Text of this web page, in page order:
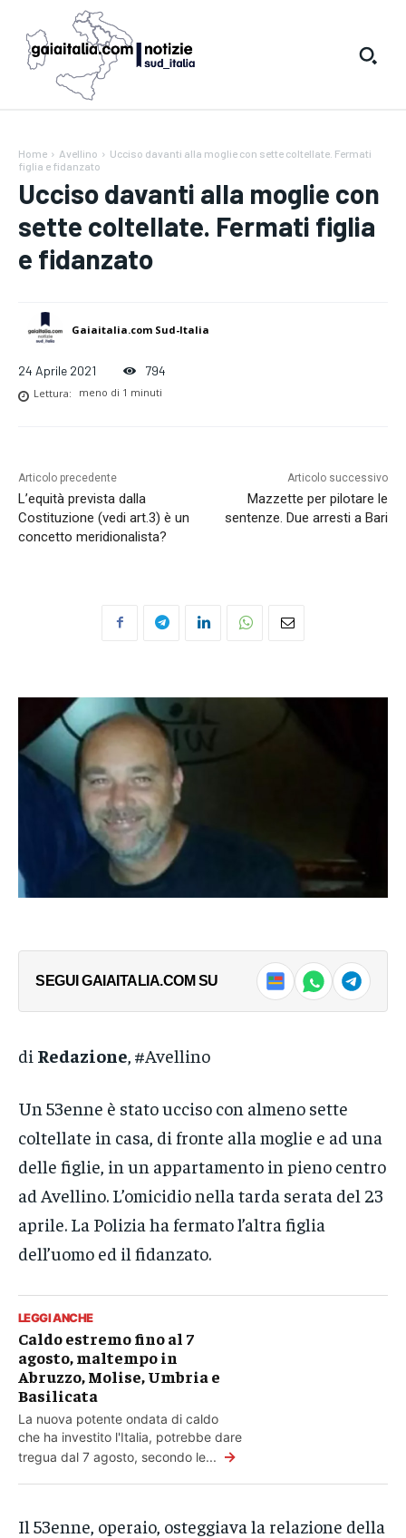
Home Avellino
Ucciso davanti alla moglie con sette coltellate. Fermati
figlia e fidanzato
Ucciso davanti alla moglie con
sette coltellate. Fermati figlia
e fidanzato
Gaiaitalia.com Sud-Italia
24 Aprile 2021 794
Lettura: meno di 1 minuti
Articolo precedente
L’equità prevista dalla
Costituzione (vedi art.3) è un
concetto meridionalista?
Articolo successivo
Mazzette per pilotare le
sentenze. Due arresti a Bari
SEGUI GAIAITALIA.COM SU
di Redazione , #Avellino
Un 53enne è stato ucciso con almeno sette
coltellate in casa, di fronte alla moglie e ad una
delle figlie, in un appartamento in pieno centro
ad Avellino. L’omicidio nella tarda serata del 23
aprile. La Polizia ha fermato l’altra figlia
dell’uomo ed il fidanzato.
LEGGI ANCHE
Caldo estremo fino al 7
agosto, maltempo in
Abruzzo, Molise, Umbria e
Basilicata
La nuova potente ondata di caldo
che ha investito l'Italia, potrebbe dare
tregua dal 7 agosto, secondo le... →
Il 53enne, operaio, osteggiava la relazione della